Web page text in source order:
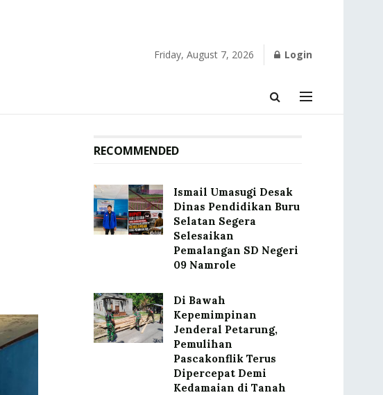
Friday, August 7, 2026 Login
RECOMMENDED
Ismail Umasugi Desak
Dinas Pendidikan Buru
Selatan Segera
Selesaikan
Pemalangan SD Negeri
09 Namrole
Di Bawah
Kepemimpinan
Jenderal Petarung,
Pemulihan
Pascakonflik Terus
Dipercepat Demi
Kedamaian di Tanah